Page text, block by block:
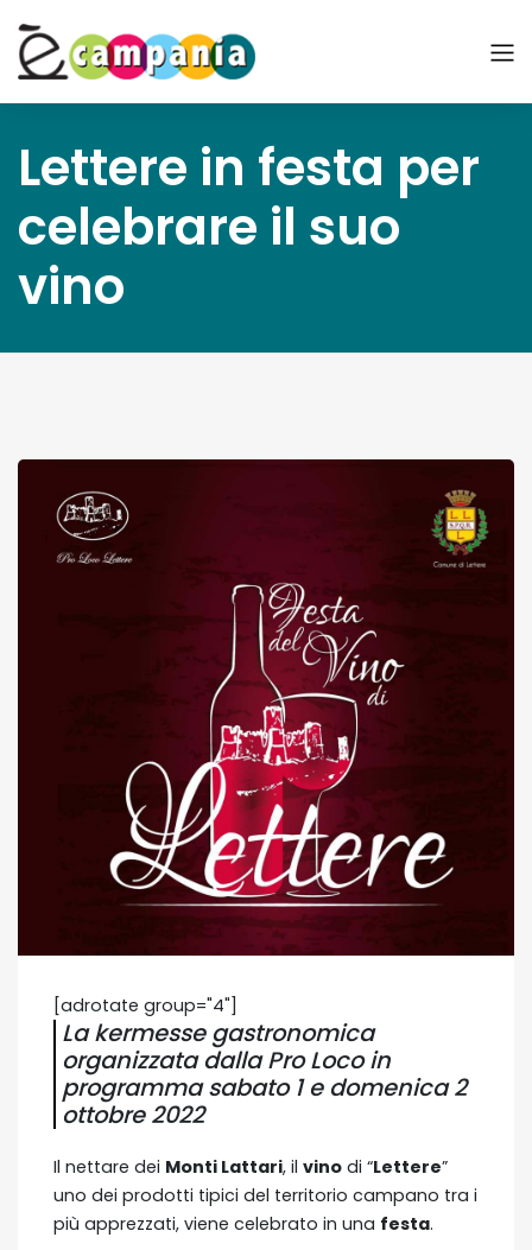
Lettere in festa per
celebrare il suo
vino
[adrotate group="4"]
La kermesse gastronomica
organizzata dalla Pro Loco in
programma sabato 1 e domenica 2
ottobre 2022
Il nettare dei Monti Lattari, il vino di “Lettere”
uno dei prodotti tipici del territorio campano tra i
più apprezzati, viene celebrato in una festa.